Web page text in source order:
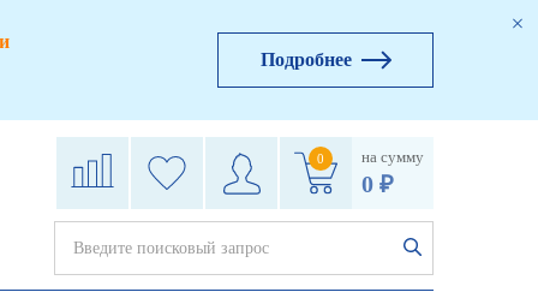
Подробнее
0 на сумму
0 ₽